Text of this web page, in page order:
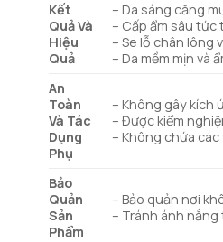
Kết
Quả Và
Hiệu
Quả
– Da sáng căng
– Cấp ẩm sâu
– Se lỗ chân lông
– Da mềm mịn và
An
Toàn
Và Tác
Dụng
Phụ
– Không gây kích
– Được kiểm
– Không chứa
Bảo
Quản
Sản
Phẩm
– Bảo quản nơi
– Tránh ánh